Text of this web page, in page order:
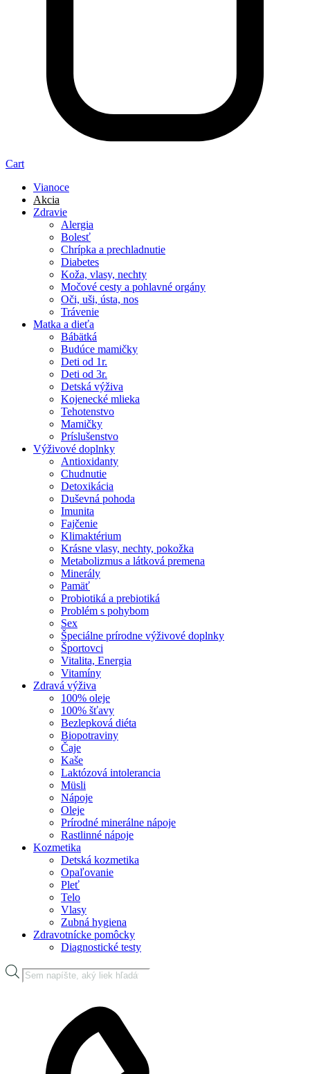
Cart
Vianoce
Akcia
Zdravie
Alergia
Bolesť
Chrípka a prechladnutie
Diabetes
Koža, vlasy, nechty
Močové cesty a pohlavné orgány
Oči, uši, ústa, nos
Trávenie
Matka a dieťa
Bábätká
Budúce mamičky
Deti od 1r.
Deti od 3r.
Detská výživa
Kojenecké mlieka
Tehotenstvo
Mamičky
Príslušenstvo
Výživové doplnky
Antioxidanty
Chudnutie
Detoxikácia
Duševná pohoda
Imunita
Fajčenie
Klimaktérium
Krásne vlasy, nechty, pokožka
Metabolizmus a látková premena
Minerály
Pamäť
Probiotiká a prebiotiká
Problém s pohybom
Sex
Špeciálne prírodne výživové doplnky
Športovci
Vitalita, Energia
Vitamíny
Zdravá výživa
100% oleje
100% šťavy
Bezlepková diéta
Biopotraviny
Čaje
Kaše
Laktózová intolerancia
Müsli
Nápoje
Oleje
Prírodné minerálne nápoje
Rastlinné nápoje
Kozmetika
Detská kozmetika
Opaľovanie
Pleť
Telo
Vlasy
Zubná hygiena
Zdravotnícke pomôcky
Diagnostické testy
Products
search